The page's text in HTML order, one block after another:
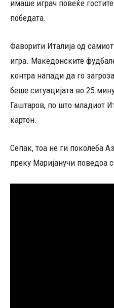
имаше играч повеќе
победата.
Фаворити Италија од
игра. Македонските
контра напади да го
беше ситуацијата во
Гаштаров, по што младиот
картон.
Сепак, тоа не ги поколеба
преку Маријанучи поведоа